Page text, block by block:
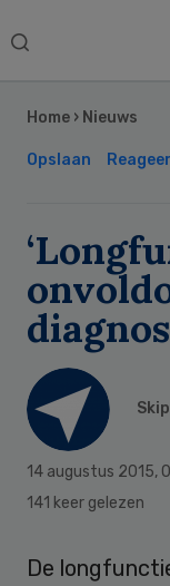
Search
Home › Nieuws
Opslaan
14 augustus 2015,
141 keer gelezen
De
Sidebar